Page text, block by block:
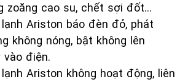
zoăng cao su, chết sợi đốt…
lạnh Ariston báo đèn đỏ, phát
không nóng, bật không lên
vào điện.
Ariston không hoạt động, liên